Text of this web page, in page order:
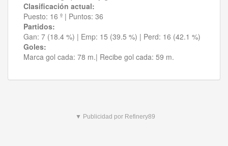
Clasificación actual:
Puesto: 16 º | Puntos: 36
Partidos:
Gan: 7 (18.4 %) | Emp: 15 (39.5 %) | Perd: 16 (42.1 %)
Goles:
Marca gol cada: 78 m.| Recibe gol cada: 59 m.
▼ Publicidad por Refinery89